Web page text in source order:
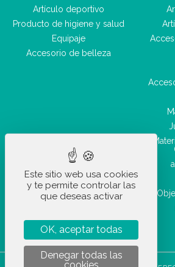
Artículo deportivo
Producto de higiene y salud
Equipaje
Accesorio de belleza
Este sitio web usa cookies
y te permite controlar las
que deseas activar
OK, aceptar todas
Denegar todas las